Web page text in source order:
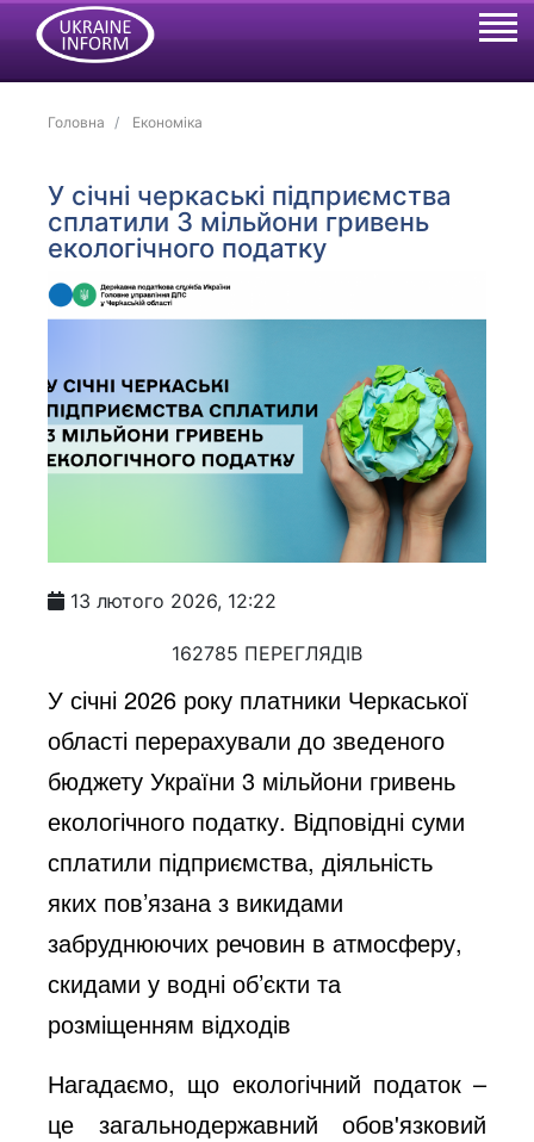
Головна Економіка
У січні черкаські підприємства
сплатили 3 мільйони гривень
екологічного податку
13 лютого 2026, 12:22
162785 ПЕРЕГЛЯДІВ
У січні 2026 року платники Черкаської
області перерахували до зведеного
бюджету України 3 мільйони гривень
екологічного податку. Відповідні суми
сплатили підприємства, діяльність
яких пов’язана з викидами
забруднюючих речовин в атмосферу,
скидами у водні об’єкти та
розміщенням відходів
Нагадаємо, що екологічний податок –
це загальнодержавний обов'язковий